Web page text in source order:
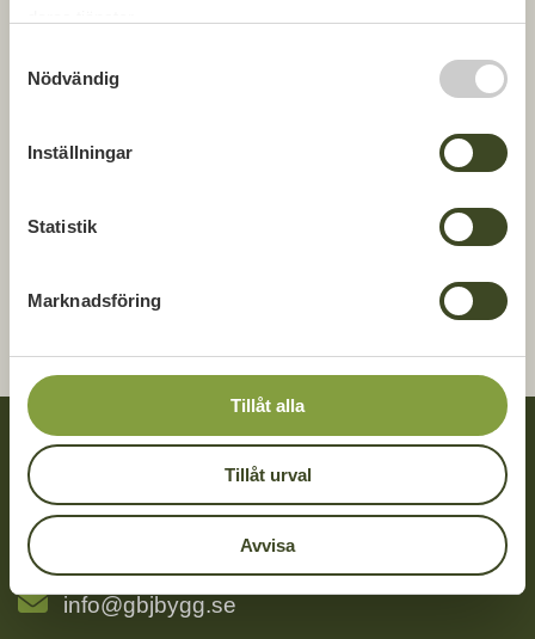
Nödvändig
Inställningar
Statistik
Marknadsföring
Tillåt alla
Tillåt urval
Avvisa
Arbetet med programhandling och bygglov
med ambition om säljstart för den första etappen
DELA:
DELA
Kontakt
info@gbjbygg.se